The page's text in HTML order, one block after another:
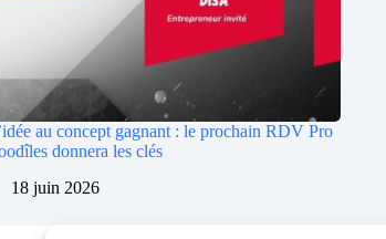
au concept gagnant : le prochain RDV Pro
donnera les clés
18 juin 2026